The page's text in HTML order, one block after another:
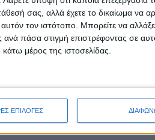
σας, αλλά έχετε το δικαίωμα να
τον ιστότοπο. Μπορείτε να
πάσα στιγμή επιστρέφοντας σε
μέρος της ιστοσελίδας.
ΕΠΙΛΟΓΕΣ
να έχουν μία εικόνα των πολύ
με τους